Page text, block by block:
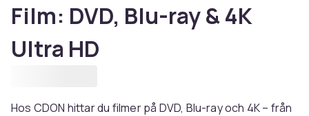
Film: DVD, Blu-ray & 4K
Ultra HD
Hos CDON hittar du filmer på DVD, Blu-ray och 4K – från